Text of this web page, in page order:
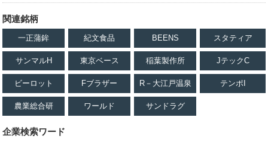
関連銘柄
一正蒲鉾 紀文食品 BEENS スタティア
サンマルH 東京ベース 稲葉製作所 JテックC
ビーロット Fブラザー R－大江戸温泉 テンポI
農業総合研 ワールド サンドラグ
企業検索ワード